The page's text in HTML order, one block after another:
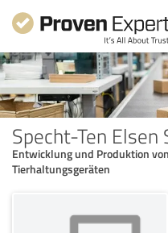
Specht-Ten Elsen
Entwicklung und Produktion
Tierhaltungsgeräten